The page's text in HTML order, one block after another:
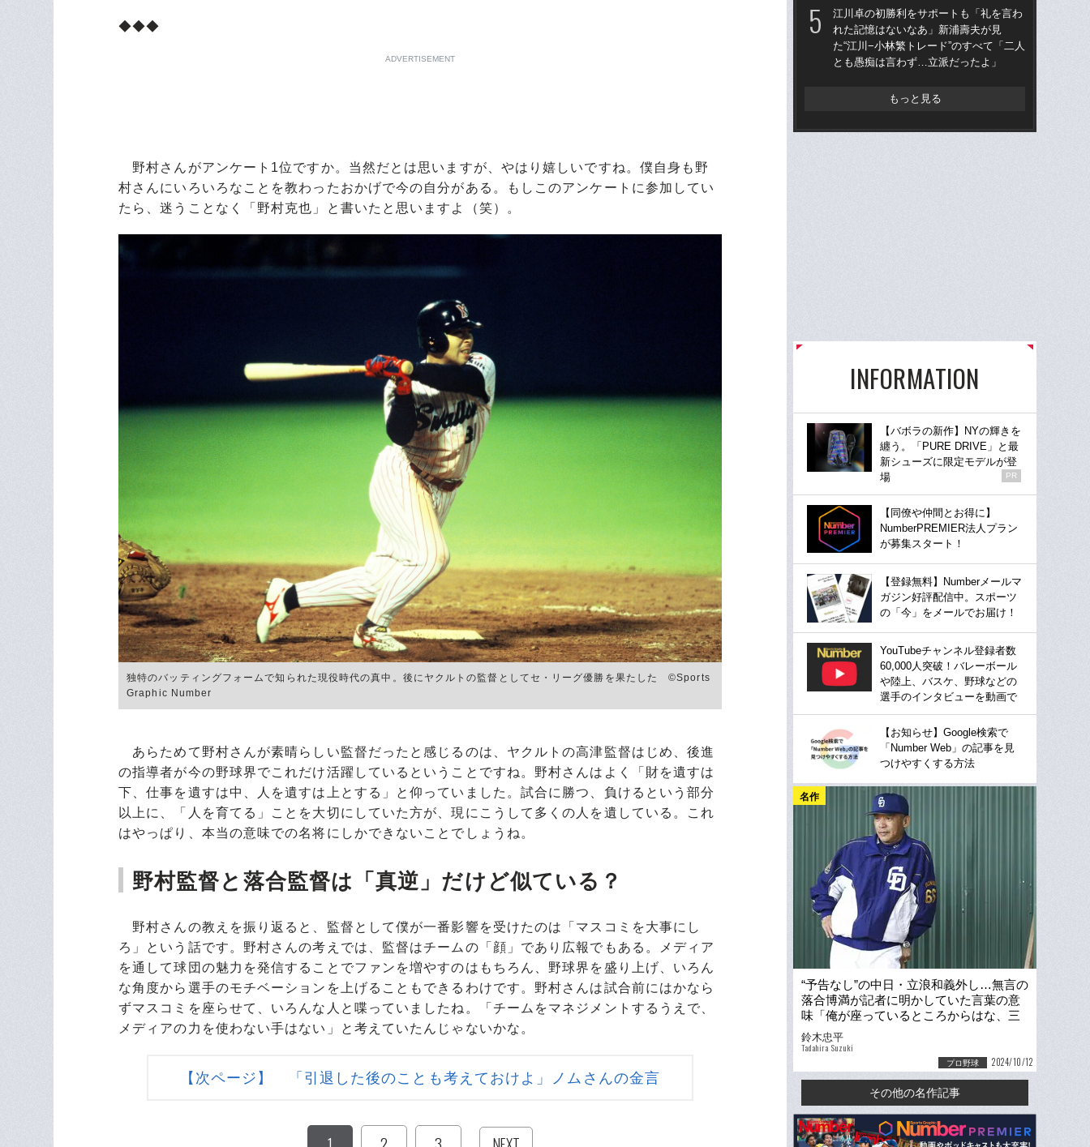
◆◆◆
ADVERTISEMENT
野村さんがアンケート1位ですか。当然だとは思いますが、やはり嬉しいですね。僕自身も野
村さんにいろいろなことを教わったおかげで今の自分がある。もしこのアンケートに参加してい
たら、迷うことなく「野村克也」と書いたと思いますよ（笑）。
独特のバッティングフォームで知られた現役時代の真中。後にヤクルトの監督としてセ・リーグ優勝を果たした ©Sports
Graphic Number
あらためて野村さんが素晴らしい監督だったと感じるのは、ヤクルトの高津監督はじめ、後進
の指導者が今の野球界でこれだけ活躍しているということですね。野村さんはよく「財を遺すは
下、仕事を遺すは中、人を遺すは上とする」と仰っていました。試合に勝つ、負けるという部分
以上に、「人を育てる」ことを大切にしていた方が、現にこうして多くの人を遺している。これ
はやっぱり、本当の意味での名将にしかできないことでしょうね。
野村監督と落合監督は「真逆」だけど似ている？
野村さんの教えを振り返ると、監督として僕が一番影響を受けたのは「マスコミを大事にし
ろ」という話です。野村さんの考えでは、監督はチームの「顔」であり広報でもある。メディア
を通して球団の魅力を発信することでファンを増やすのはもちろん、野球界を盛り上げ、いろん
な角度から選手のモチベーションを上げることもできるわけです。野村さんは試合前にはかなら
ずマスコミを座らせて、いろんな人と喋っていましたね。「チームをマネジメントするうえで、
メディアの力を使わない手はない」と考えていたんじゃないかな。
【次ページ】 「引退した後のことも考えておけよ」ノムさんの金言
江川卓の初勝利をサポートも「礼を言わ
れた記憶はないなあ」新浦壽夫が見
た“江川−小林繁トレード”のすべて「二人
とも愚痴は言わず…立派だったよ」
もっと見る
INFORMATION
【バボラの新作】NYの輝きを
纏う。「PURE DRIVE」と最
新シューズに限定モデルが登
場
PR
【同僚や仲間とお得に】
NumberPREMIER法人プラン
が募集スタート！
【登録無料】Numberメールマ
ガジン好評配信中。スポーツ
の「今」をメールでお届け！
YouTubeチャンネル登録者数
60,000人突破！バレーボール
や陸上、バスケ、野球などの
選手のインタビューを動画で
【お知らせ】Google検索で
「Number Web」の記事を見
つけやすくする方法
名作
“予告なし”の中日・立浪和義外し…無言の
落合博満が記者に明かしていた言葉の意
味「俺が座っているところからはな、三
遊間がよく見えるんだよ」
鈴木忠平
Tadahira Suzuki
プロ野球 2024/10/12
その他の名作記事